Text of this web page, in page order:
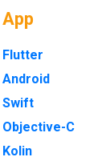
App
Flutter
Android
Swift
Objective-C
Kolin